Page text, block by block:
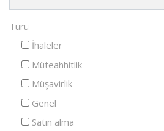
Türü
İhaleler
Müteahhitlik
Müşavirlik
Genel
Satın alma